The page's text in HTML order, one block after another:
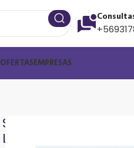
OFERTAS EMPRESAS
Switch Gigabit 8
Lite LS1008G